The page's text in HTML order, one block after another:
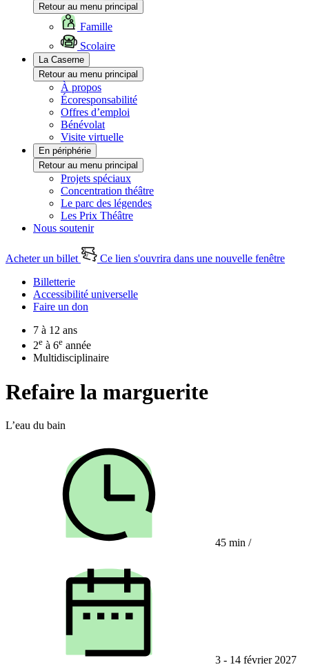
Retour au menu principal
Famille
Scolaire
La Caserne
Retour au menu principal
À propos
Écoresponsabilité
Offres d’emploi
Bénévolat
Visite virtuelle
En périphérie
Retour au menu principal
Projets spéciaux
Concentration théâtre
Le parc des légendes
Les Prix Théâtre
Nous soutenir
Acheter un billet
Ce lien s'ouvrira dans une nouvelle fenêtre
Billetterie
Accessibilité universelle
Faire un don
7 à 12 ans
2e à 6e année
Multidisciplinaire
Refaire la marguerite
L’eau du bain
45 min /
3 - 14 février 2027